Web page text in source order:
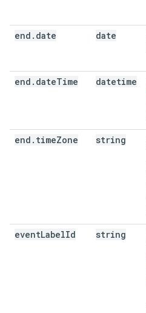
end . date date
end . dateTime datetime
end . timeZone string
eventLabelId string